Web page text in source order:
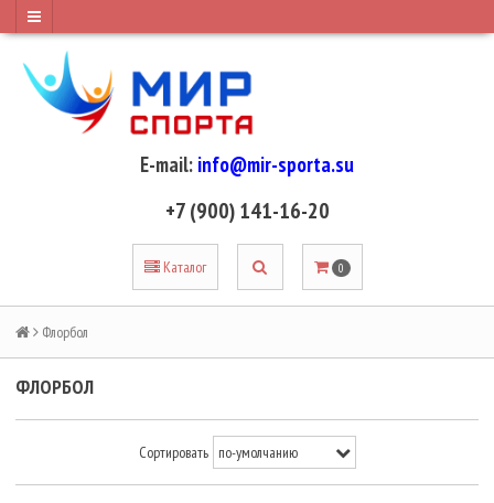
E-mail: info@mir-sporta.su
+7 (900) 141-16-20
Каталог 0
Флорбол
ФЛОРБОЛ
Сортировать